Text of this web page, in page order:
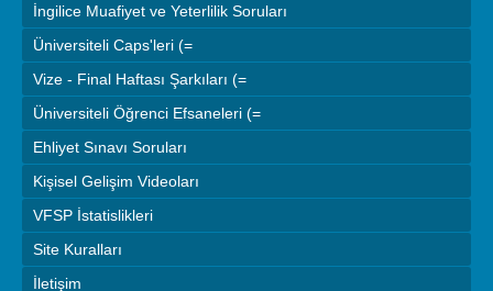
İngilice Muafiyet ve Yeterlilik Soruları
Üniversiteli Caps'leri (=
Vize - Final Haftası Şarkıları (=
Üniversiteli Öğrenci Efsaneleri (=
Ehliyet Sınavı Soruları
Kişisel Gelişim Videoları
VFSP İstatislikleri
Site Kuralları
İletişim